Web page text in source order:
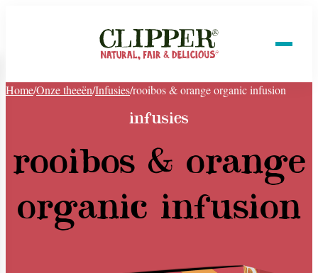
Home/Onze theeën/Infusies/rooibos & orange organic infusion
infusies
rooibos & orange
organic infusion